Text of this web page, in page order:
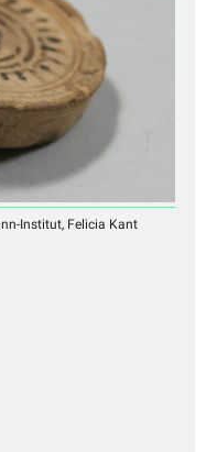
Institut, Felicia Kant